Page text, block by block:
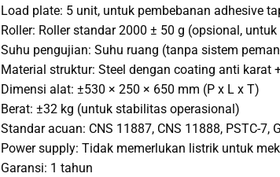
Load plate: 5 unit, untuk pembebanan adhesive
Roller: Roller standar 2000 ± 50 g (opsional,
Suhu pengujian: Suhu ruang (tanpa sistem
Material struktur: Steel dengan coating anti karat
Dimensi alat: ±530 × 250 × 650 mm (P x L x T)
Berat: ±32 kg (untuk stabilitas operasional)
Standar acuan: CNS 11887, CNS 11888, PSTC-7,
Power supply: Tidak memerlukan listrik untuk
Garansi: 1 tahun